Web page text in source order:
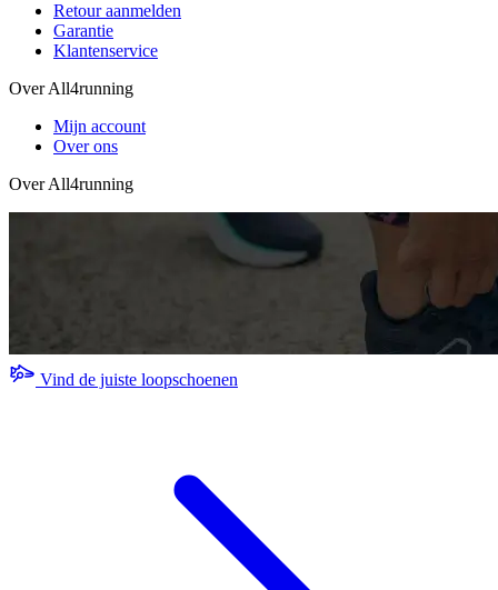
Retour aanmelden
Garantie
Klantenservice
Over All4running
Mijn account
Over ons
Over All4running
Vind de juiste loopschoenen